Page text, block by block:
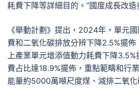
耗費下降等詳細目的。”國度成長改造
《舉動計劃》提出，2024年，單元
費和二氧化碳排放分辨下降2.5%擺
上產業單元增添值動力耗費下降
費占比達18.9%擺佈，重點範疇和行
能量約5000萬噸尺度煤、減排二氧化